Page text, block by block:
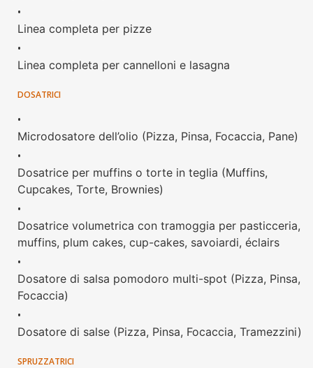
•
Linea completa per pizze
•
Linea completa per cannelloni e lasagna
DOSATRICI
•
Microdosatore dell’olio (Pizza, Pinsa, Focaccia, Pane)
•
Dosatrice per muffins o torte in teglia (Muffins,
Cupcakes, Torte, Brownies)
•
Dosatrice volumetrica con tramoggia per pasticceria,
muffins, plum cakes, cup-cakes, savoiardi, éclairs
•
Dosatore di salsa pomodoro multi-spot (Pizza, Pinsa,
Focaccia)
•
Dosatore di salse (Pizza, Pinsa, Focaccia, Tramezzini)
SPRUZZATRICI